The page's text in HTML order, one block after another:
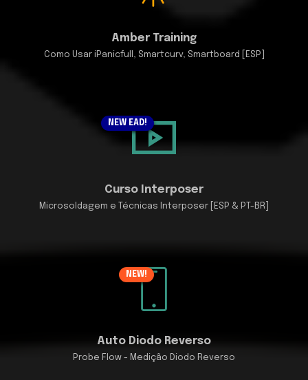
Amber Training
Como Usar iPanicfull, Smartcurv, Smartboard [ESP]
Curso Interposer
Microsoldagem e Técnicas Interposer [ESP & PT-BR]
NEW EAD!
Auto Diodo Reverso
Probe Flow - Medição Diodo Reverso
NEW!